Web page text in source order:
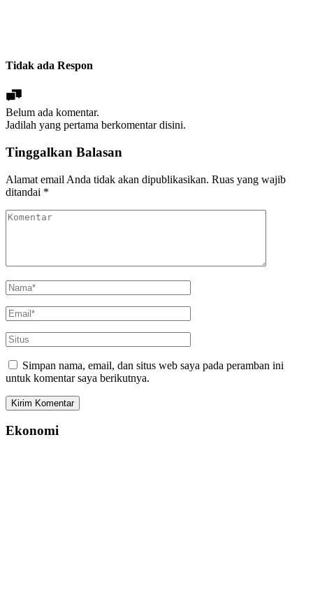
Tidak ada Respon
Belum ada komentar.
Jadilah yang pertama berkomentar disini.
Tinggalkan Balasan
Alamat email Anda tidak akan dipublikasikan. Ruas yang wajib
ditandai *
Simpan nama, email, dan situs web saya pada peramban ini
untuk komentar saya berikutnya.
Ekonomi